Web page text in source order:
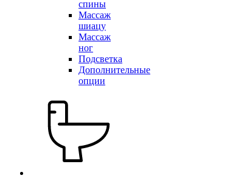
спины
Массаж
шиацу
Массаж
ног
Подсветка
Дополнительные
опции